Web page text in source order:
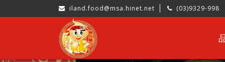
iland.food@msa.hinet.net (03)9329-998